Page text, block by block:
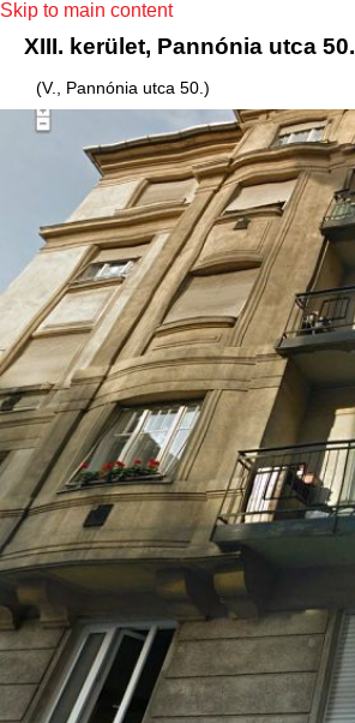
Skip to main content
XIII. kerület, Pannónia utca 50.
(V., Pannónia utca 50.)